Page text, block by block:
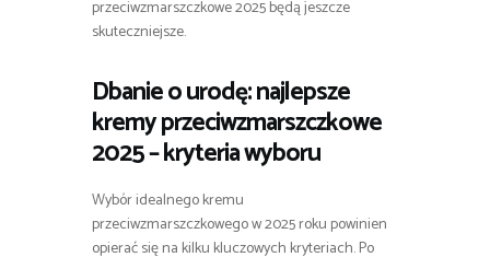
przeciwzmarszczkowe 2025 będą jeszcze
skuteczniejsze.
Dbanie o urodę: najlepsze
kremy przeciwzmarszczkowe
2025 – kryteria wyboru
Wybór idealnego kremu
przeciwzmarszczkowego w 2025 roku powinien
opierać się na kilku kluczowych kryteriach. Po